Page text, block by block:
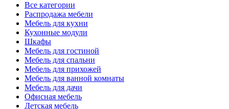
Все категории
Распродажа мебели
Мебель для кухни
Кухонные модули
Шкафы
Мебель для гостиной
Мебель для спальни
Мебель для прихожей
Мебель для ванной комнаты
Мебель для дачи
Офисная мебель
Детская мебель